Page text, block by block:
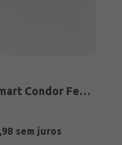
Relógio Smart Condor Feminino ROSE
98